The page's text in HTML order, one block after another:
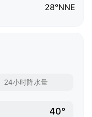
28°NNE
24小时降水量
40°